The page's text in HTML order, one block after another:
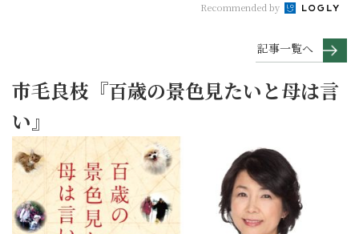
Recommended by
記事一覧へ
市毛良枝『百歳の景色見たいと母は言
い』